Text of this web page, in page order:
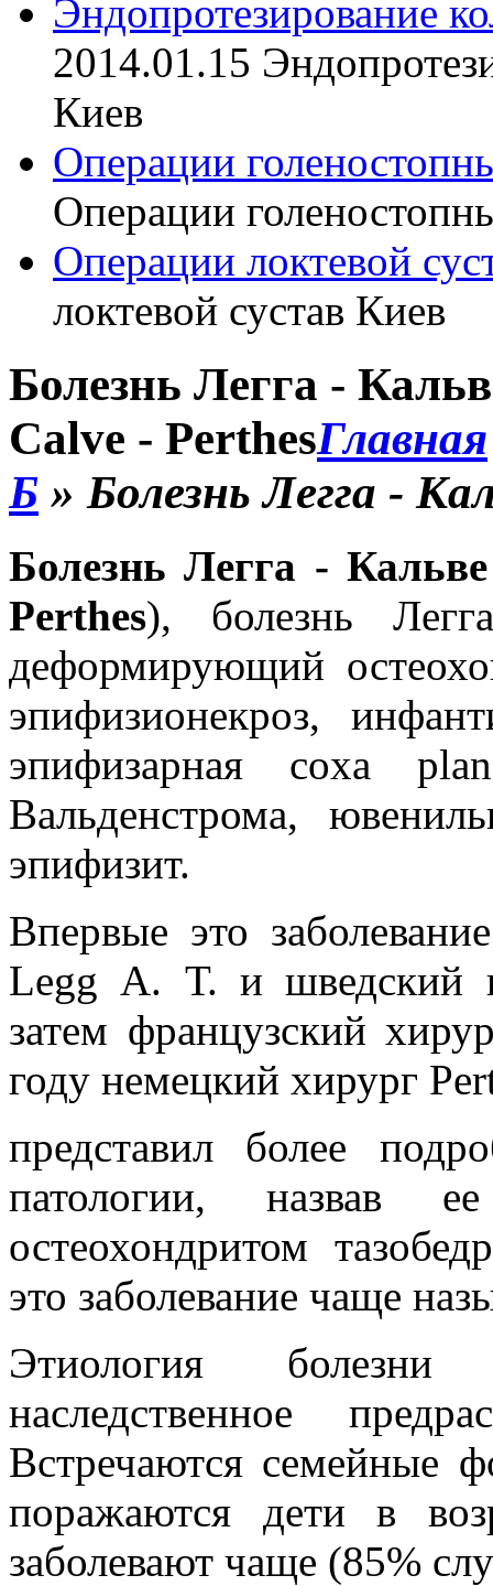
Эндопротезирование
2014.01.15
Киев
Операции
Операции
Операции локтевой
локтевой сустав Киев
Болезнь Легга -
Calve - PerthesГлавная
Б » Болезнь Легга -
Болезнь Легга -
Perthes), болезнь
деформирующий
эпифизионекроз,
эпифизарная coxa
Вальденстрома,
эпифизит.
Впервые это
Legg А. Т. и шведский
затем французский
году немецкий хирург
представил более
патологии, назвав
остеохондритом
это заболевание чаще
Этиология
наследственное
Встречаются семейные
поражаются дети в
заболевают чаще (85%